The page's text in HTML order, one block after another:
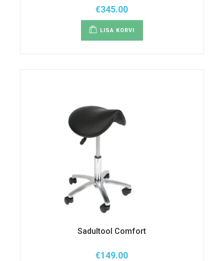
€345.00
LISA KORVI
Sadultool Comfort
€149.00